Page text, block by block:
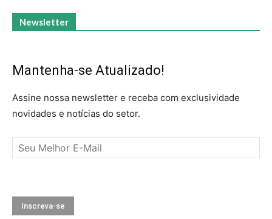
Newsletter
Mantenha-se Atualizado!
Assine nossa newsletter e receba com exclusividade
novidades e notícias do setor.